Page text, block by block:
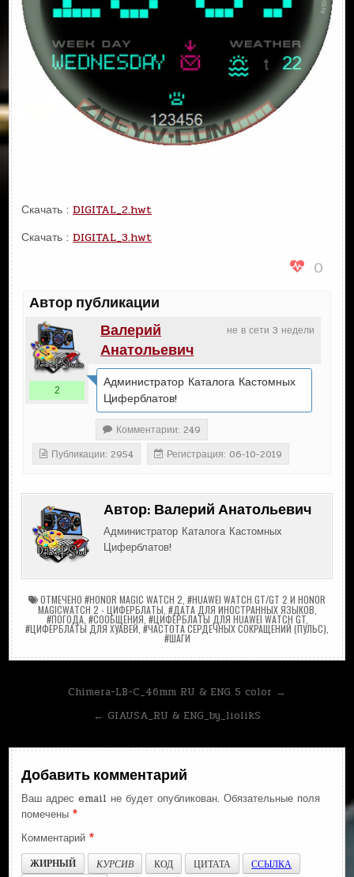
Скачать :DIGITAL_2.hwt
Скачать :DIGITAL_3.hwt
0
Автор публикации
не в сети 3 недели
Валерий
Анатольевич
2
Администратор Каталога Кастомных
Циферблатов!
Комментарии: 249
Публикации: 2954
Регистрация: 06-10-2019
Автор: Валерий Анатольевич
Администратор Каталога Кастомных
Циферблатов!
ОТМЕЧЕНО #HONOR MAGIC WATCH 2 #HUAWEI WATCH GT/GT 2 И HONOR
MAGICWATCH 2 - ЦИФЕРБЛАТЫ #ДАТА ДЛЯ ИНОСТРАННЫХ ЯЗЫКОВ
#ПОГОДА, #СООБЩЕНИЯ #ЦИФЕРБЛАТЫ ДЛЯ HUAWEI WATCH GT,
#ЦИФЕРБЛАТЫ ДЛЯ ХУАВЕЙ #ЧАСТОТА СЕРДЕЧНЫХ СОКРАЩЕНИЙ (ПУЛЬС)
#ШАГИ
Навигация
Chimera-LB-C_46mm RU & ENG 5 color →
← GIAUSA_RU & ENG_by_liolikS
Добавить комментарий
Ваш адрес email не будет опубликован. Обязательные поля
помечены*
Комментарий*
ЖИРНЫЙ
КУРСИВ КОД ЦИТАТА
ССЫЛКА